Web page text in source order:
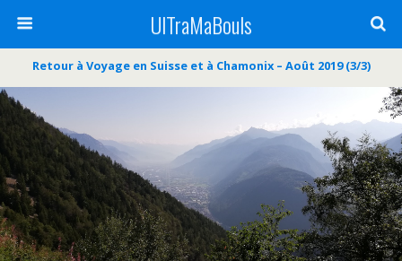
UlTraMaBouls
Retour à Voyage en Suisse et à Chamonix – Août 2019 (3/3)